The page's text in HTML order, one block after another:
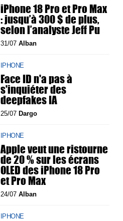
iPhone 18 Pro et Pro Max
: jusqu’à 300 $ de plus,
selon l’analyste Jeff Pu
31/07 Alban
IPHONE
Face ID n'a pas à
s'inquiéter des
deepfakes IA
25/07 Dargo
IPHONE
Apple veut une ristourne
de 20 % sur les écrans
OLED des iPhone 18 Pro
et Pro Max
24/07 Alban
IPHONE